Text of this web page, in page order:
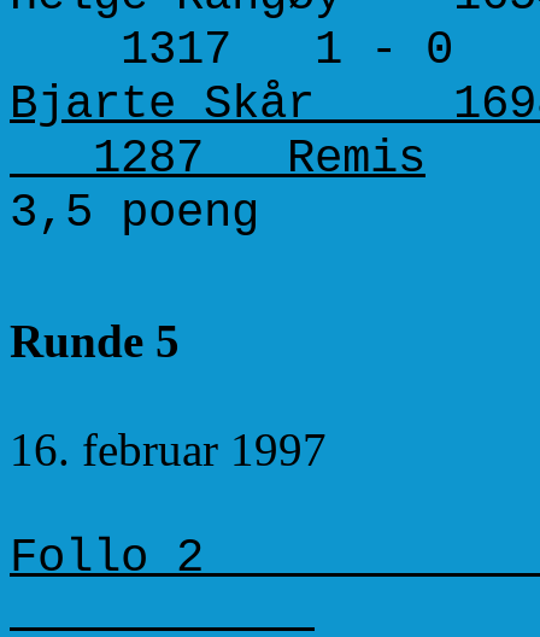
1317 1 - 0
Bjarte Skår
1287 Remis
3,5 poeng
Runde 5
16. februar 1997
Follo